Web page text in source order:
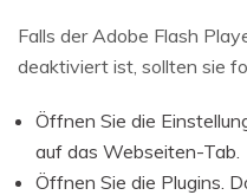
Falls der Adobe Flash
deaktiviert ist, sollten sie
Öffnen Sie die
auf das Webseiten-Tab.
Öffnen Sie die Plugins.